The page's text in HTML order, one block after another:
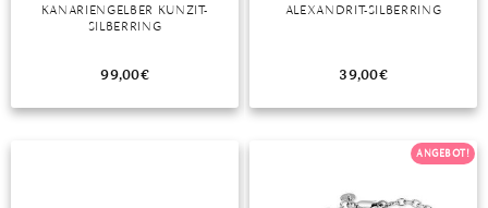
KANARIENGELBER KUNZIT-
SILBERRING
99,00€
ALEXANDRIT-SILBERRING
39,00€
ANGEBOT!